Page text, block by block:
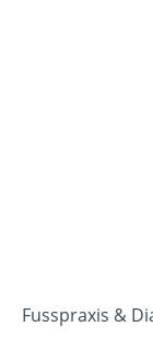
Fusspraxis &